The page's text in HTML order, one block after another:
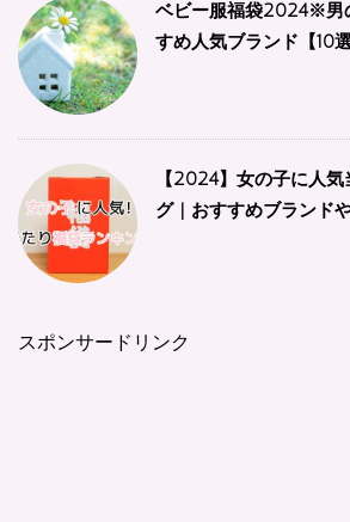
ベビー服福袋2024※男
すめ人気ブランド【10
【2024】女の子に人
グ | おすすめブランド
スポンサードリンク